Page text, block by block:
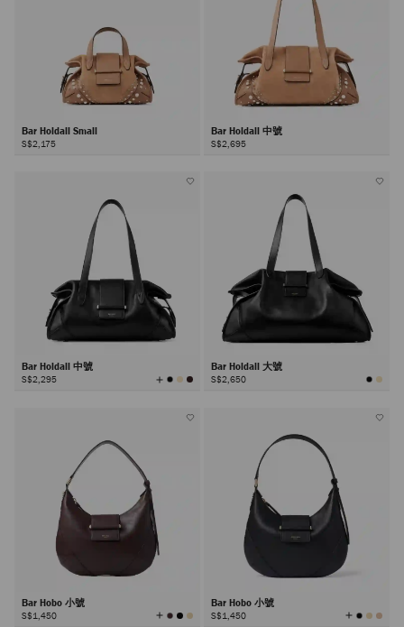
Bar Holdall Small
S$2,175
Bar Holdall 中號
S$2,695
Bar Holdall 中號
S$2,295 查
看
Bar Holdall 大號
S$2,650
Bar Hobo 小號
S$1,450 查
看
Bar Hobo 小號
S$1,450 查
看